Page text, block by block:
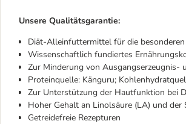
Unsere Qualitätsgarantie:
Diät-Alleinfuttermittel für die
Wissenschaftlich fundiertes
Zur Minderung von Ausgangserzeugnis-
Proteinquelle: Känguru;
Zur Unterstützung der Hautfunktion bei
Hoher Gehalt an Linolsäure (LA) und der
Getreidefreie Rezepturen